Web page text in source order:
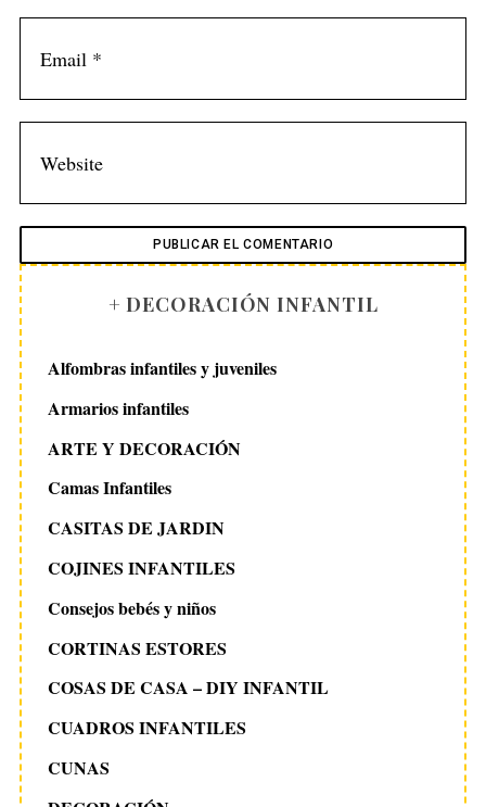
+ DECORACIÓN INFANTIL
Alfombras infantiles y juveniles
Armarios infantiles
ARTE Y DECORACIÓN
Camas Infantiles
CASITAS DE JARDIN
COJINES INFANTILES
Consejos bebés y niños
CORTINAS ESTORES
COSAS DE CASA – DIY INFANTIL
CUADROS INFANTILES
CUNAS